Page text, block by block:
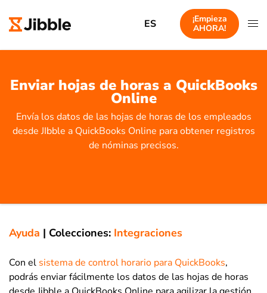
ES
¡Empieza
AHORA!
Enviar hojas de horas a QuickBooks
Online
Envía los datos de las hojas de horas de los empleados
desde JIbble a QuickBooks Online para obtener registros
de nóminas precisos.
Ayuda | Colecciones: Integraciones
Con el sistema de control horario para QuickBooks,
podrás enviar fácilmente los datos de las hojas de horas